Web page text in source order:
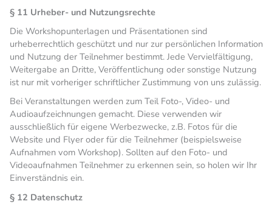
§ 11 Urheber- und Nutzungsrechte
Die Workshopunterlagen und Präsentationen sind
urheberrechtlich geschützt und nur zur persönlichen Information
und Nutzung der Teilnehmer bestimmt. Jede Vervielfältigung,
Weitergabe an Dritte, Veröffentlichung oder sonstige Nutzung
ist nur mit vorheriger schriftlicher Zustimmung von uns zulässig.
Bei Veranstaltungen werden zum Teil Foto-, Video- und
Audioaufzeichnungen gemacht. Diese verwenden wir
ausschließlich für eigene Werbezwecke, z.B. Fotos für die
Website und Flyer oder für die Teilnehmer (beispielsweise
Aufnahmen vom Workshop). Sollten auf den Foto- und
Videoaufnahmen Teilnehmer zu erkennen sein, so holen wir Ihr
Einverständnis ein.
§ 12 Datenschutz